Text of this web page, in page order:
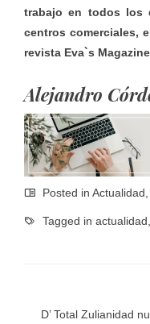
trabajo en todos los
centros comerciales,
revista Eva`s
Alejandro
Posted in Actualidad
Tagged in actualidad
D’ Total Zulianidad